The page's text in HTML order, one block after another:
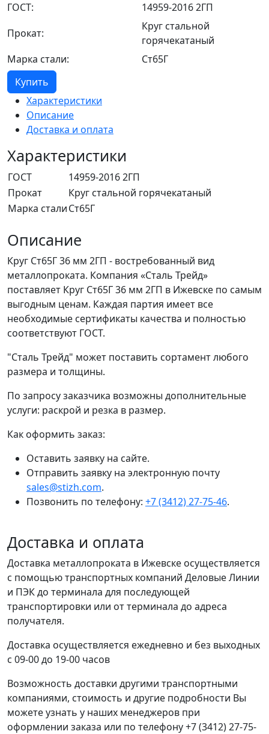
ГОСТ:
14959-2016 2ГП
Прокат:
Круг стальной
горячекатаный
Марка стали:
Ст65Г
Купить
Характеристики
Описание
Доставка и оплата
Характеристики
ГОСТ
14959-2016 2ГП
Прокат
Круг стальной горячекатаный
Марка сталиСт65Г
Описание
Круг Ст65Г 36 мм 2ГП - востребованный вид
металлопроката. Компания «Сталь Трейд»
поставляет Круг Ст65Г 36 мм 2ГП в Ижевске по самым
выгодным ценам. Каждая партия имеет все
необходимые сертификаты качества и полностью
соответствуют ГОСТ.
"Сталь Трейд" может поставить сортамент любого
размера и толщины.
По запросу заказчика возможны дополнительные
услуги: раскрой и резка в размер.
Как оформить заказ:
Оставить заявку на сайте.
Отправить заявку на электронную почту
sales@stizh.com.
Позвонить по телефону: +7 (3412) 27-75-46.
Доставка и оплата
Доставка металлопроката в Ижевске осуществляется
с помощью транспортных компаний Деловые Линии
и ПЭК до терминала для последующей
транспортировки или от терминала до адреса
получателя.
Доставка осуществляется ежедневно и без выходных
с 09-00 до 19-00 часов
Возможность доставки другими транспортными
компаниями, стоимость и другие подробности Вы
можете узнать у наших менеджеров при
оформлении заказа или по телефону +7 (3412) 27-75-